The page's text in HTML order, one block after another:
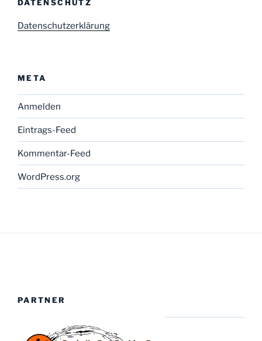
DATENSCHUTZ
Datenschutzerklärung
META
Anmelden
Eintrags-Feed
Kommentar-Feed
WordPress.org
PARTNER